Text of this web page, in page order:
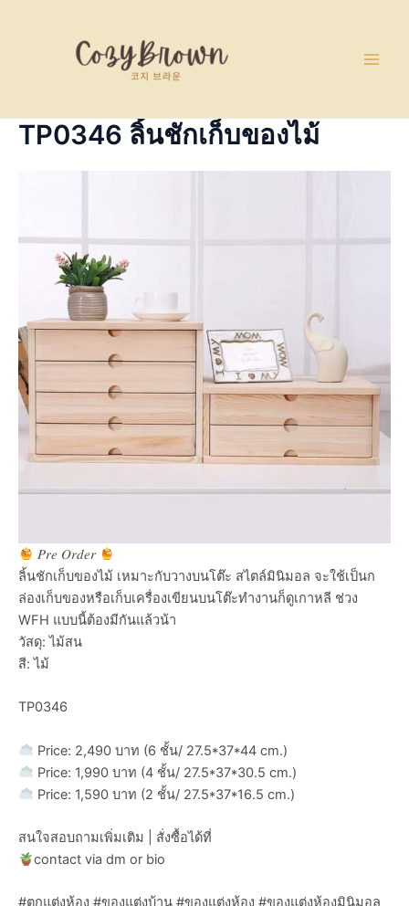
TP0346 ลิ้นชักเก็บของไม้
𝑃𝑟𝑒 𝑂𝑟𝑑𝑒𝑟
ลิ้นชักเก็บของไม้ เหมาะกับวางบนโต๊ะ สไตล์มินิมอล จะใช้เป็นก
ล่องเก็บของหรือเก็บเครื่องเขียนบนโต๊ะทำงานก็ดูเกาหลี ช่วง
WFH แบบนี้ต้องมีกันแล้วน้า
วัสดุ: ไม้สน
สี: ไม้
TP0346
Price: 2,490 บาท (6 ชั้น/ 27.5*37*44 cm.)
Price: 1,990 บาท (4 ชั้น/ 27.5*37*30.5 cm.)
Price: 1,590 บาท (2 ชั้น/ 27.5*37*16.5 cm.)
สนใจสอบถามเพิ่มเติม | สั่งซื้อได้ที่
contact via dm or bio